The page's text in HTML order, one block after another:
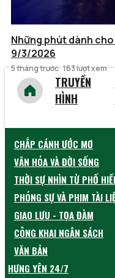
Những phút dành
9/3/2026
5 tháng trước 163 lượt xem
TRUYỀN
HÌNH
CHẮP CÁNH ƯỚC MƠ
VĂN HÓA VÀ ĐỜI SỐNG
THỜI SỰ NHÌN TỪ PHỐ
PHÓNG SỰ VÀ PHIM TÀI
GIAO LƯU - TỌA ĐÀM
CÔNG KHAI NGÂN SÁCH
VĂN BẢN
HƯNG YÊN 24/7